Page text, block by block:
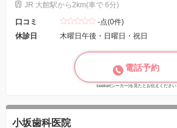
JR 大館駅から2km(車で 6分)
口コミ
-点(0件)
休診日
木曜日午後・日曜日・祝日
電話予約
seeker(シーカー)を見たとお伝えください
小坂歯科医院